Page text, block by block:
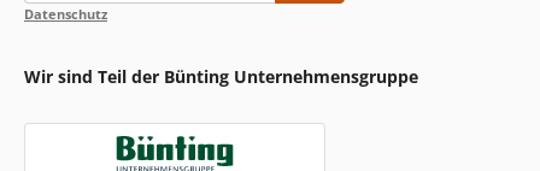
Datenschutz
Wir sind Teil der Bünting Unternehmensgruppe